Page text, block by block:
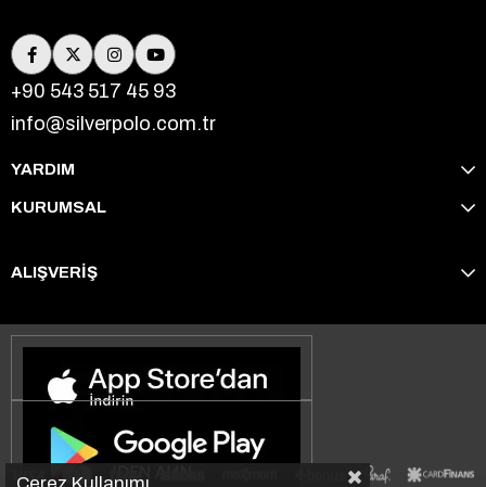
+90 543 517 45 93
info@silverpolo.com.tr
YARDIM
KURUMSAL
ALIŞVERİŞ